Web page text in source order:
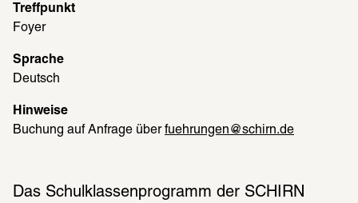
Treffpunkt
Foyer
Sprache
Deutsch
Hinweise
Buchung auf Anfrage über fuehrungen@schirn.de
Das Schulklassenprogramm der SCHIRN